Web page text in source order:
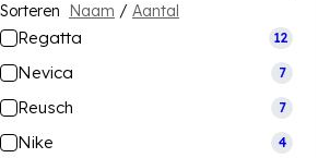
Sorteren Naam / Aantal
Regatta 12
Nevica 7
Reusch 7
Nike 4